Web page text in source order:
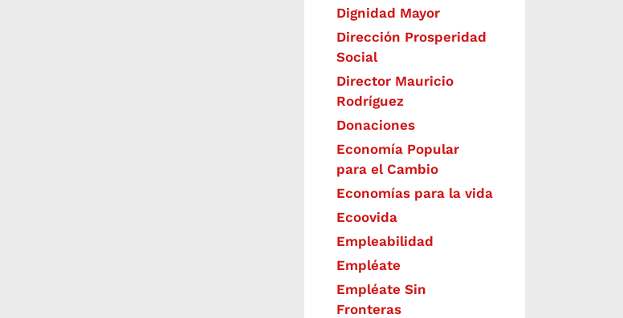
Dignidad Mayor
Dirección Prosperidad
Social
Director Mauricio
Rodríguez
Donaciones
Economía Popular
para el Cambio
Economías para la vida
Ecoovida
Empleabilidad
Empléate
Empléate Sin
Fronteras